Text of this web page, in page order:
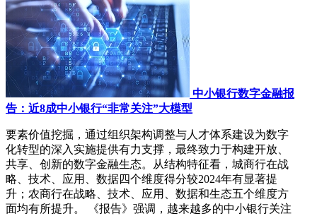
中小银行数字金融报
告：近8成中小银行“非常关注”大模型
要素价值挖掘，通过组织架构调整与人才体系建设为数字
化转型的深入实施提供有力支撑，最终致力于构建开放、
共享、创新的数字金融生态。从结构特征看，城商行在战
略、技术、应用、数据四个维度得分较2024年有显著提
升；农商行在战略、技术、应用、数据和生态五个维度方
面均有所提升。 《报告》强调，越来越多的中小银行关注